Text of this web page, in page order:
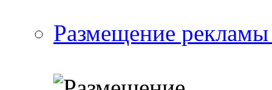
Размещение рекламы